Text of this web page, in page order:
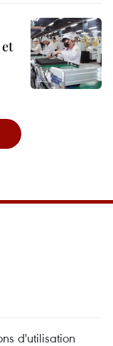
d'utilisation